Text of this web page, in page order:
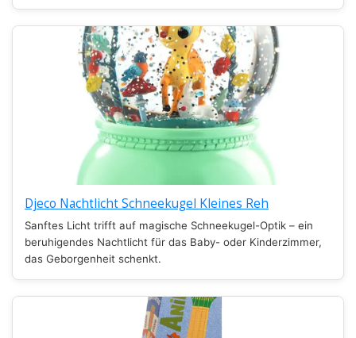
Djeco Nachtlicht Schneekugel Kleines Reh
Sanftes Licht trifft auf magische Schneekugel-Optik – ein
beruhigendes Nachtlicht für das Baby- oder Kinderzimmer,
das Geborgenheit schenkt.